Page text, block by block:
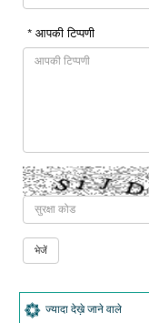
* आपकी टिप्पणी
ज्यादा देख़े जाने वाले